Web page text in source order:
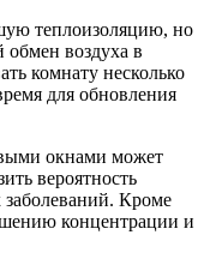
теплоизоляцию, но
воздуха в
комнату несколько
для обновления
окнами может
вероятность
Кроме
концентрации и